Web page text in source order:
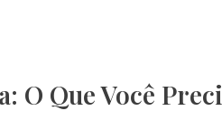
Que Você